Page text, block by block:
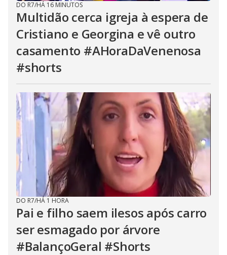
DO R7/HÁ 16 MINUTOS
Multidão cerca igreja à espera de
Cristiano e Georgina e vê outro
casamento #AHoraDaVenenosa
#shorts
DO R7/HÁ 1 HORA
Pai e filho saem ilesos após carro
ser esmagado por árvore
#BalançoGeral #Shorts